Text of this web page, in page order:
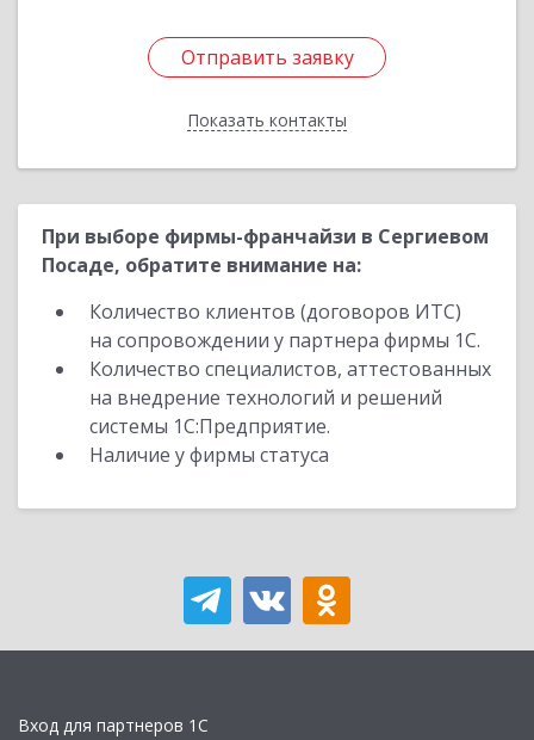
Отправить заявку
Показать контакты
Отправить заявку
Назад
При выборе фирмы-франчайзи в Сергиевом
Посаде, обратите внимание на:
Количество клиентов (договоров ИТС)
на сопровождении у партнера фирмы 1С.
Количество специалистов, аттестованных
на внедрение технологий и решений
системы 1С:Предприятие.
Наличие у фирмы статуса
Вход для партнеров 1С